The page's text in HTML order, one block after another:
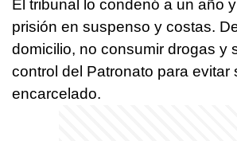
El tribunal lo condenó a un año
prisión en suspenso y costas.
domicilio, no consumir drogas y
control del Patronato para evitar
encarcelado.